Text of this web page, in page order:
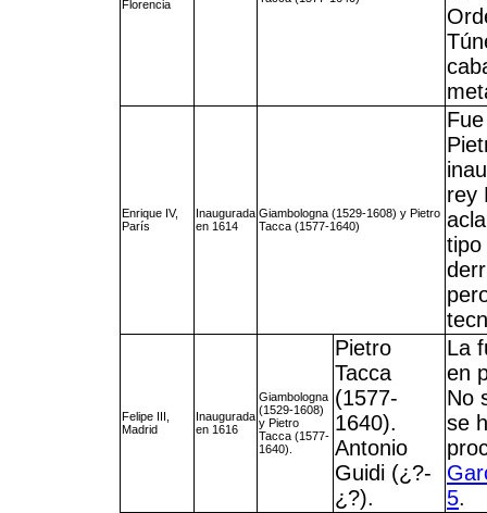
Florencia
Enrique IV,
París
Inaugurada
en 1614
Giambologna (1529-1608) y Pietro
Tacca (1577-1640)
rey
Felipe III,
Madrid
Inaugurada
en 1616
Giambologna
(1529-1608)
y Pietro
Tacca (1577-
1640).
Pietro
Tacca
(1577-
1640).
Antonio
Guidi (¿?-
¿?).
La
en
No
se
5.